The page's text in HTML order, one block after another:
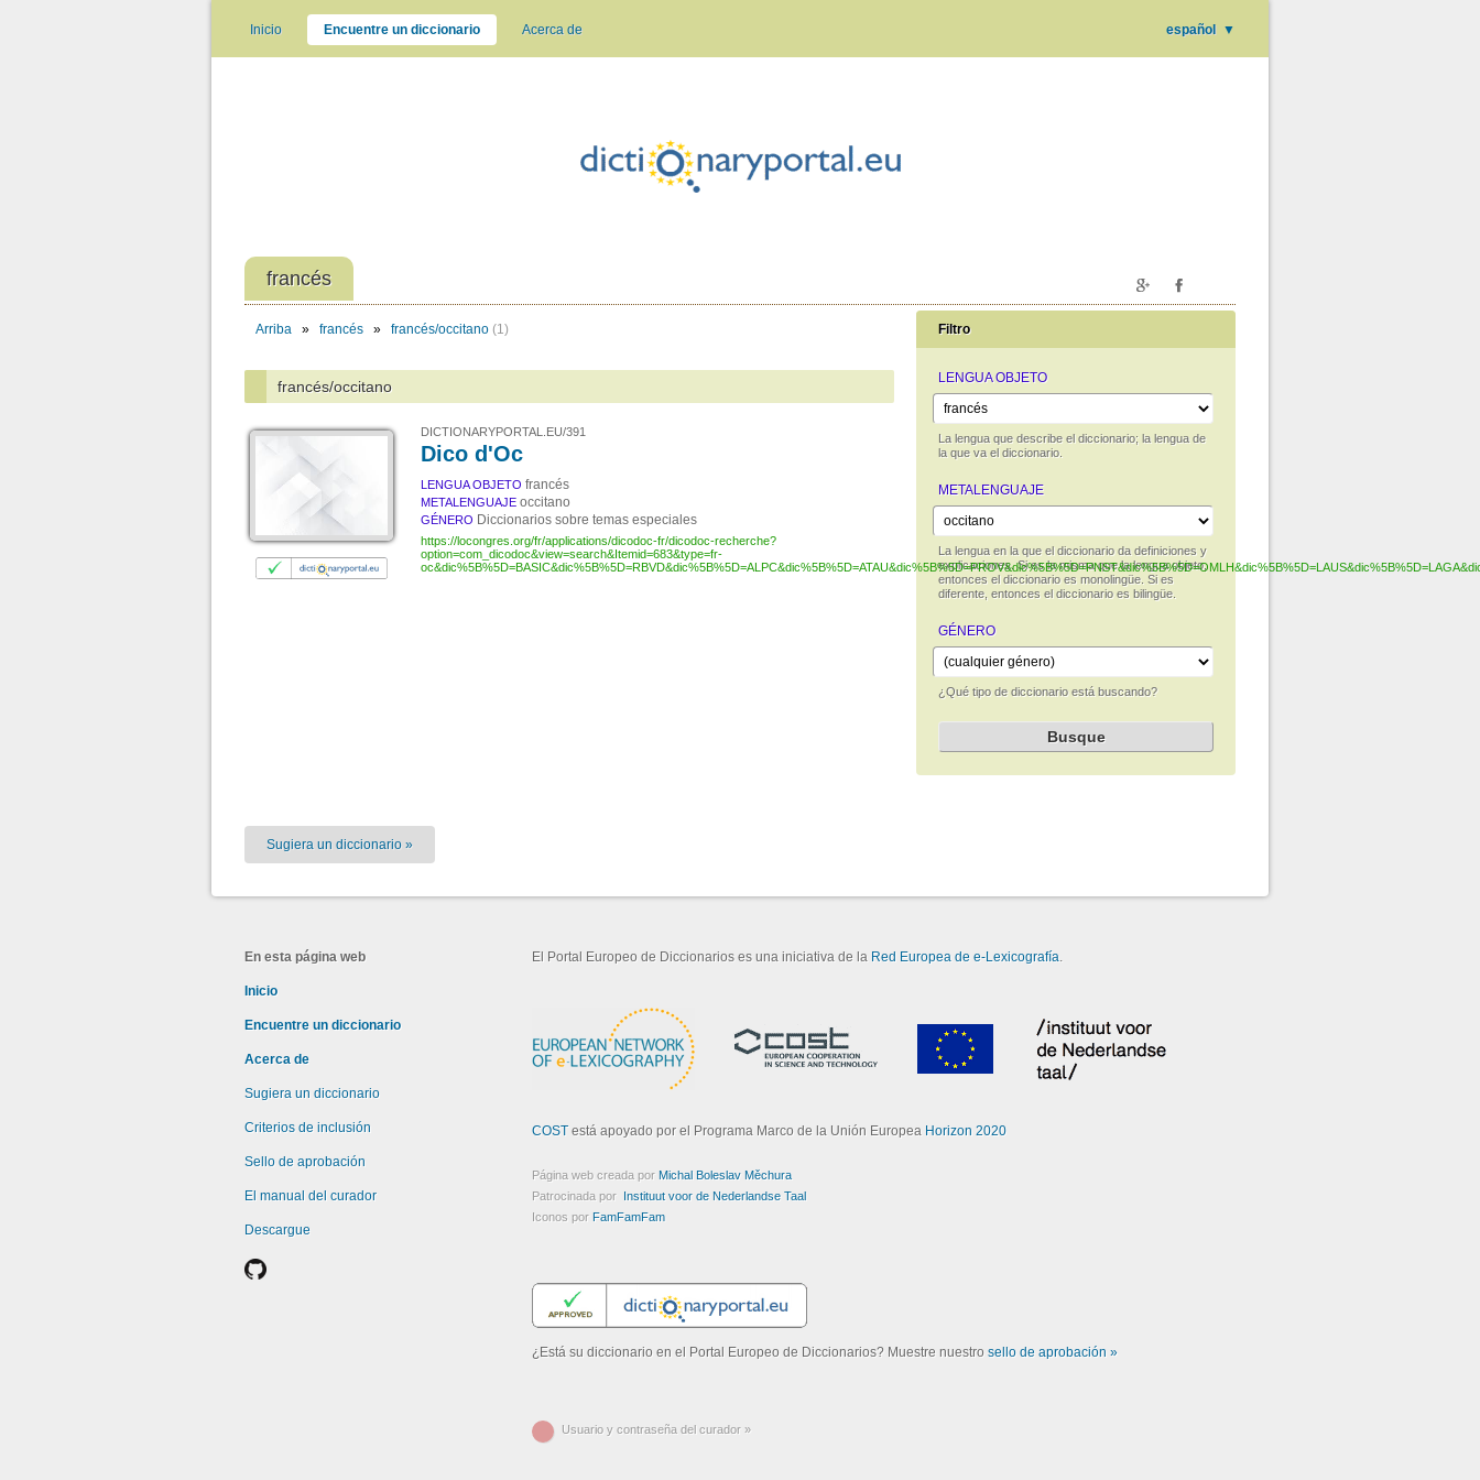
Inicio Encuentre un diccionario Acerca de español ▼
francés
Filtro
LENGUA OBJETO
La lengua que describe el diccionario; la lengua de
la que va el diccionario.
METALENGUAJE
La lengua en la que el diccionario da definiciones y
explicaciones. Si es la misma que la lengua objeto,
entonces el diccionario es monolingüe. Si es
diferente, entonces el diccionario es bilingüe.
GÉNERO
¿Qué tipo de diccionario está buscando?
Arriba » francés » francés/occitano (1)
francés/occitano
DICTIONARYPORTAL.EU/391
Dico d'Oc
LENGUA OBJETO francés
METALENGUAJE occitano
GÉNERO Diccionarios sobre temas especiales
https://locongres.org/fr/applications/dicodoc-fr/dicodoc-recherche?
option=com_dicodoc&view=search&Itemid=683&type=fr-
Sugiera un diccionario »
En esta página web
Inicio
Encuentre un diccionario
Acerca de
Sugiera un diccionario
Criterios de inclusión
Sello de aprobación
El manual del curador
Descargue
El Portal Europeo de Diccionarios es una iniciativa de la Red Europea de e-Lexicografía.
COSTestá apoyado por el Programa Marco de la Unión Europea Horizon 2020
Página web creada por Michal Boleslav Měchura
Patrocinada por Instituut voor de Nederlandse Taal
Iconos por FamFamFam
¿Está su diccionario en el Portal Europeo de Diccionarios? Muestre nuestro sello de aprobación »
Usuario y contraseña del curador »